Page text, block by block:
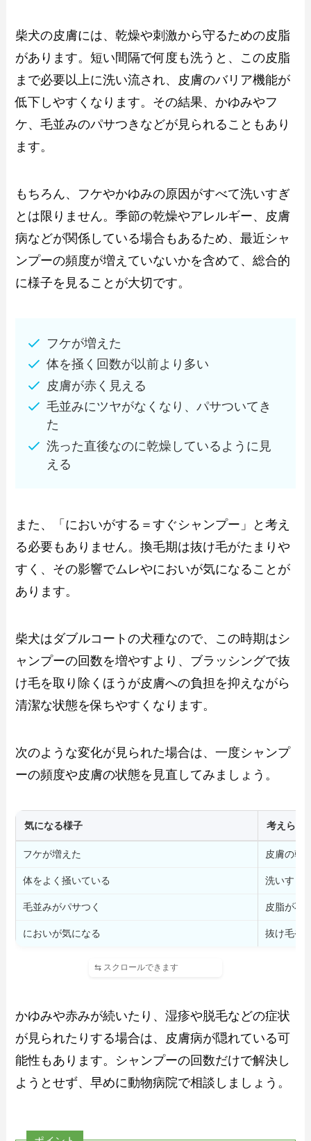
柴犬の皮膚には、乾燥や刺激から守るための皮脂
があります。短い間隔で何度も洗うと、この皮脂
まで必要以上に洗い流され、皮膚のバリア機能が
低下しやすくなります。その結果、かゆみやフ
ケ、毛並みのパサつきなどが見られることもあり
ます。
もちろん、フケやかゆみの原因がすべて洗いすぎ
とは限りません。季節の乾燥やアレルギー、皮膚
病などが関係している場合もあるため、最近シャ
ンプーの頻度が増えていないかを含めて、総合的
に様子を見ることが大切です。
フケが増えた
体を掻く回数が以前より多い
皮膚が赤く見える
毛並みにツヤがなくなり、パサついてき
た
洗った直後なのに乾燥しているように見
える
また、「においがする＝すぐシャンプー」と考え
る必要もありません。換毛期は抜け毛がたまりや
すく、その影響でムレやにおいが気になることが
あります。
柴犬はダブルコートの犬種なので、この時期はシ
ャンプーの回数を増やすより、ブラッシングで抜
け毛を取り除くほうが皮膚への負担を抑えながら
清潔な状態を保ちやすくなります。
次のような変化が見られた場合は、一度シャンプ
ーの頻度や皮膚の状態を見直してみましょう。
気になる様子 考えられ
フケが増えた 皮膚の乾
体をよく掻いている 洗いすぎ
毛並みがパサつく 皮脂が不
においが気になる 抜け毛や
かゆみや赤みが続いたり、湿疹や脱毛などの症状
が見られたりする場合は、皮膚病が隠れている可
能性もあります。シャンプーの回数だけで解決し
ようとせず、早めに動物病院で相談しましょう。